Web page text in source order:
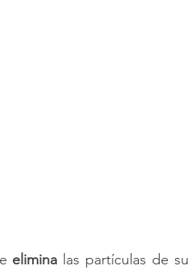
elimina las partículas de